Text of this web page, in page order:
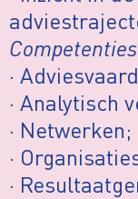
Competenties
·
· Analytisch
· Netwerken;
·
·